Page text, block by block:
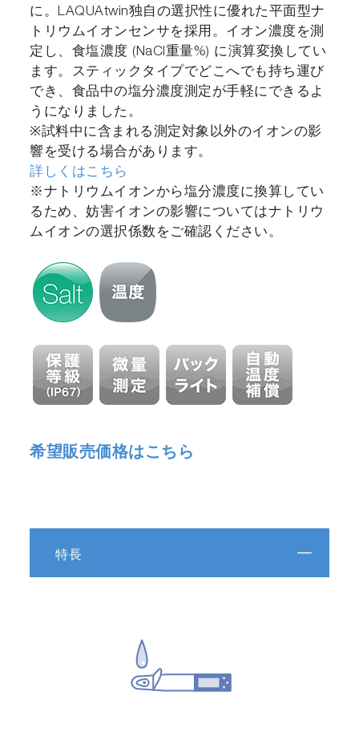
に。LAQUAtwin独自の選択性に優れた平面型ナ
トリウムイオンセンサを採用。イオン濃度を測
定し、食塩濃度 (NaCl重量%) に演算変換してい
ます。スティックタイプでどこへでも持ち運び
でき、食品中の塩分濃度測定が手軽にできるよ
うになりました。
※試料中に含まれる測定対象以外のイオンの影
響を受ける場合があります。
詳しくはこちら
※ナトリウムイオンから塩分濃度に換算してい
るため、妨害イオンの影響についてはナトリウ
ムイオンの選択係数をご確認ください。
希望販売価格はこちら
特長